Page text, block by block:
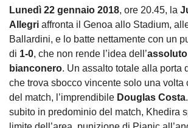
Lunedì 22 gennaio 2018, ore 20.45, la
Allegri affronta il Genoa allo Stadium,
Ballardini, e lo batte nettamente con un
di 1-0, che non rende l’idea dell’
bianconero. Un assalto totale alla porta
che trova sbocco vincente solo una volta
del match, l’imprendibile Douglas Costa
subito in predominio del match, Khedira